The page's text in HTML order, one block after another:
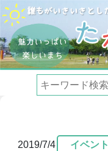
2019/7/4 イベント